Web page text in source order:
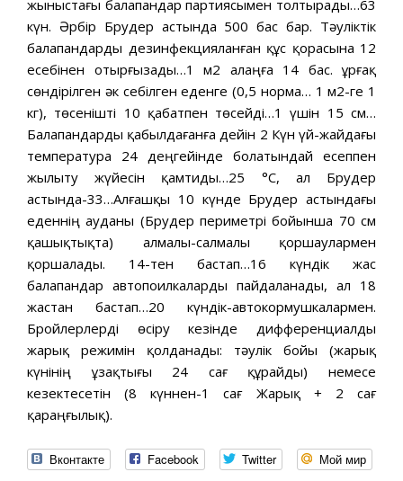
жыныстағы балапандар партиясымен толтырады…63
күн. Әрбір Брудер астында 500 бас бар. Тәуліктік
балапандарды дезинфекцияланған құс қорасына 12
есебінен отырғызады…1 м2 алаңға 14 бас. Құрғақ
сөндірілген әк себілген еденге (0,5 норма… 1 м2-ге 1
кг), төсенішті 10 қабатпен төсейді…1 үшін 15 см…
Балапандарды қабылдағанға дейін 2 Күн үй-жайдағы
температура 24 деңгейінде болатындай есеппен
жылыту жүйесін қамтиды…25 °С, ал Брудер
астында-33…Алғашқы 10 күнде Брудер астындағы
еденнің ауданы (Брудер периметрі бойынша 70 см
қашықтықта) алмалы-салмалы қоршаулармен
қоршалады. 14-тен бастап…16 күндік жас
балапандар автопоилкаларды пайдаланады, ал 18
жастан бастап…20 күндік-автокормушкалармен.
Бройлерлерді өсіру кезінде дифференциалды
жарық режимін қолданады: тәулік бойы (жарық
күнінің ұзақтығы 24 сағ құрайды) немесе
кезектесетін (8 күннен-1 сағ Жарық + 2 сағ
қараңғылық).
Вконтакте Facebook Twitter Мой мир